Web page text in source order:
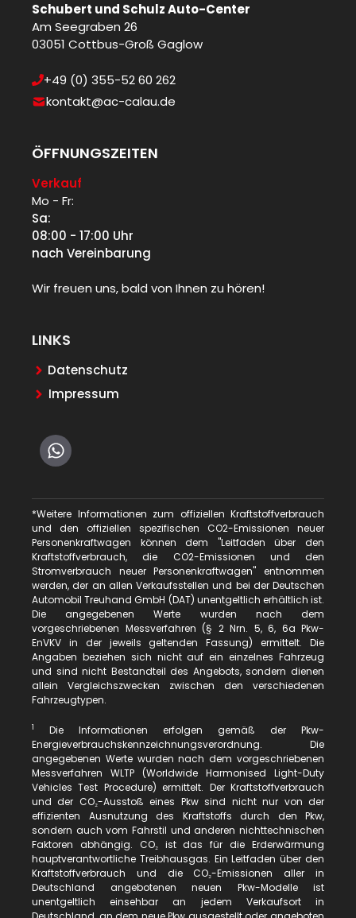
Schubert und Schulz Auto-Center
Am Seegraben 26
03051 Cottbus-Groß Gaglow
+49 (0) 355-52 60 262
kontakt@ac-calau.de
ÖFFNUNGSZEITEN
Verkauf
Mo - Fr:
Sa:
08:00 - 17:00 Uhr
nach Vereinbarung
Wir freuen uns, bald von Ihnen zu hören!
LINKS
Datenschutz
Impressum
*Weitere Informationen zum offiziellen Kraftstoffverbrauch
und den offiziellen spezifischen CO2-Emissionen neuer
Personenkraftwagen können dem "Leitfaden über den
Kraftstoffverbrauch, die CO2-Emissionen und den
Stromverbrauch neuer Personenkraftwagen" entnommen
werden, der an allen Verkaufsstellen und bei der Deutschen
Automobil Treuhand GmbH (DAT) unentgeltlich erhältlich ist.
Die angegebenen Werte wurden nach dem
vorgeschriebenen Messverfahren (§ 2 Nrn. 5, 6, 6a Pkw-
EnVKV in der jeweils geltenden Fassung) ermittelt. Die
Angaben beziehen sich nicht auf ein einzelnes Fahrzeug
und sind nicht Bestandteil des Angebots, sondern dienen
allein Vergleichszwecken zwischen den verschiedenen
Fahrzeugtypen.
1
Die Informationen erfolgen gemäß der Pkw-
Energieverbrauchskennzeichnungsverordnung. Die
angegebenen Werte wurden nach dem vorgeschriebenen
Messverfahren WLTP (Worldwide Harmonised Light-Duty
Vehicles Test Procedure) ermittelt. Der Kraftstoffverbrauch
und der CO₂-Ausstoß eines Pkw sind nicht nur von der
effizienten Ausnutzung des Kraftstoffs durch den Pkw,
sondern auch vom Fahrstil und anderen nichttechnischen
Faktoren abhängig. CO₂ ist das für die Erderwärmung
hauptverantwortliche Treibhausgas. Ein Leitfaden über den
Kraftstoffverbrauch und die CO₂-Emissionen aller in
Deutschland angebotenen neuen Pkw-Modelle ist
unentgeltlich einsehbar an jedem Verkaufsort in